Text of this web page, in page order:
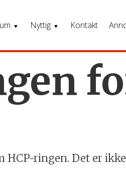
Nyttig Kontakt
HCP-ringen. Det er